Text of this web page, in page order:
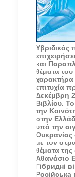
Υβριδικός
και
θέματα του
χαρακτήρα
επιτυχία
Δεκέμβρη
Βιβλίου.
την
στην
υπό την
Ουκρανίας
με τον
θέματα της
Αθανάσιο
Гібридні
Російська